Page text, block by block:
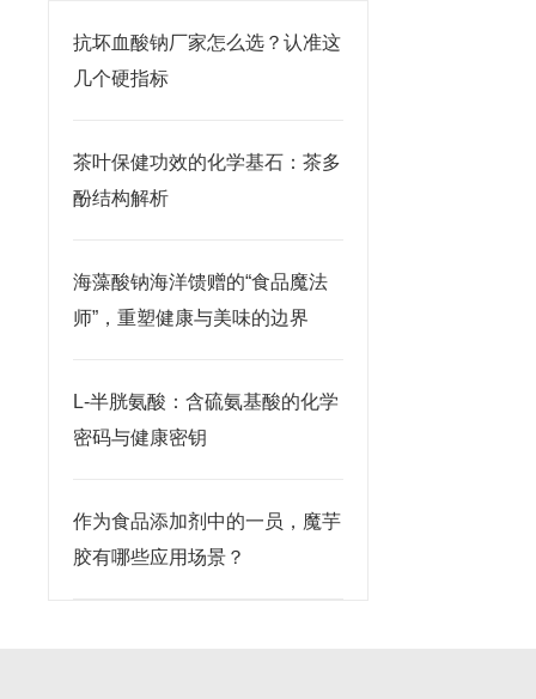
抗坏血酸钠厂家怎么选？认准这
几个硬指标
茶叶保健功效的化学基石：茶多
酚结构解析
海藻酸钠海洋馈赠的“食品魔法
师”，重塑健康与美味的边界
L-半胱氨酸：含硫氨基酸的化学
密码与健康密钥
作为食品添加剂中的一员，魔芋
胶有哪些应用场景？